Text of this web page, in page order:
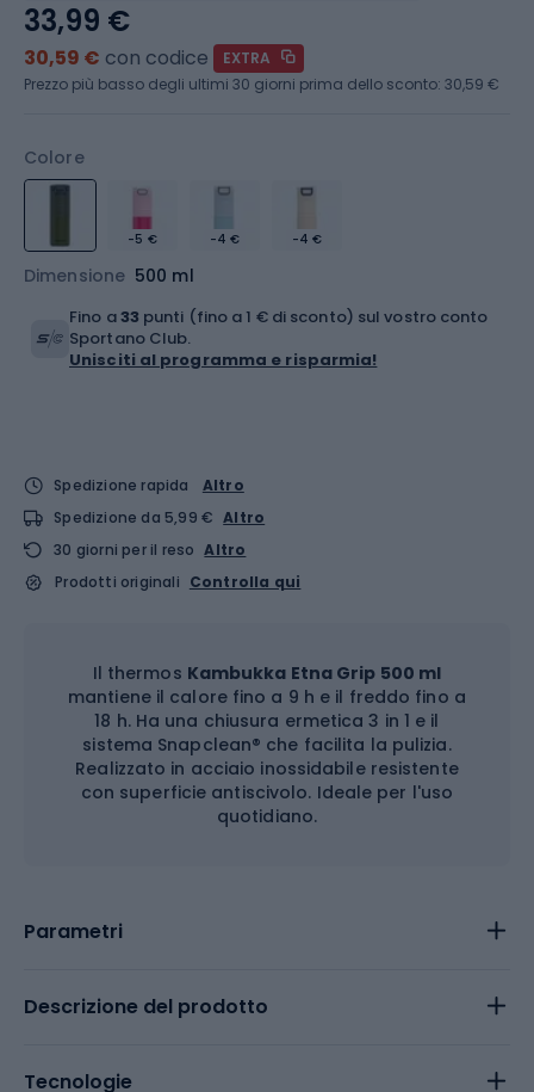
Colore
-5 € -4 € -4 €
Dimensione 500 ml
33,99 €
30,59 € con codice
EXTRA
Prezzo più basso degli ultimi 30 giorni prima dello sconto: 30,59 €
Fino a33 punti (fino a 1 € di sconto) sul vostro conto
Sportano Club.
Unisciti al programma e risparmia!
Spedizione rapida
Altro
Spedizione da 5,99 € Altro
30 giorni per il reso Altro
Prodotti originali Controlla qui
Il thermos Kambukka Etna Grip 500 ml
mantiene il calore fino a 9 h e il freddo fino a
18 h. Ha una chiusura ermetica 3 in 1 e il
sistema Snapclean® che facilita la pulizia.
Realizzato in acciaio inossidabile resistente
con superficie antiscivolo. Ideale per l'uso
quotidiano.
Parametri
Descrizione del prodotto
Tecnologie